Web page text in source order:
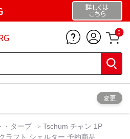
詳しくは
こちら
0
変更
・タープ
Tschum チャン 1P
ラフト シェルター 予約商品